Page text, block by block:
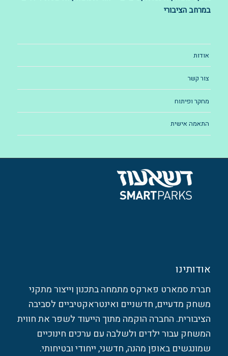
במרחב הציבורי
אודות
צור קשר
מחקר ופיתוח
התאמה אישית
אודותינו
חברת סמארט פארקס מתמחה בתכנון וייצור מתקני
משחק מדעיים, חדשניים ואינטראקטיביים לסביבה
הציבורית. החברה הוקמה מתוך הייעוד לשפר את חווית
המשחק עבור ילדים ולשלבה עם ערכים חינוכיים
שמונגשים באופן מהנה, חדשני, ייחודי ובטיחותי.